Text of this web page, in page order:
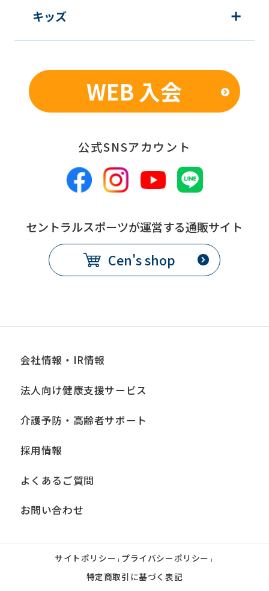
キッズ
WEB 入会
公式SNSアカウント
セントラルスポーツが運営する通販サイト
Cen's shop
会社情報・IR情報
法人向け健康支援サービス
介護予防・高齢者サポート
採用情報
よくあるご質問
お問い合わせ
サイトポリシー | プライバシーポリシー |
特定商取引に基づく表記